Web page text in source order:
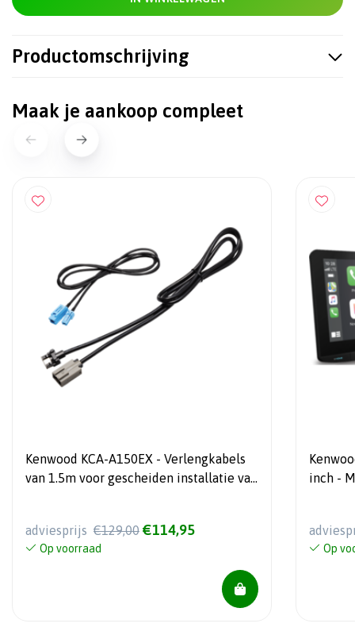
Productomschrijving
Maak je aankoop compleet
Kenwood KCA-A150EX - Verlengkabels
van 1.5m voor gescheiden installatie van
adviesprijs €129,00 €114,95
Op voorraad
inch -
Op